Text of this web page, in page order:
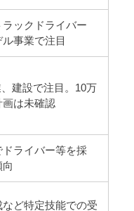
ックドライバー
事業で注目
、建設で注目。10万
画は未確認
ドライバー等を採
向
ど特定技能での受